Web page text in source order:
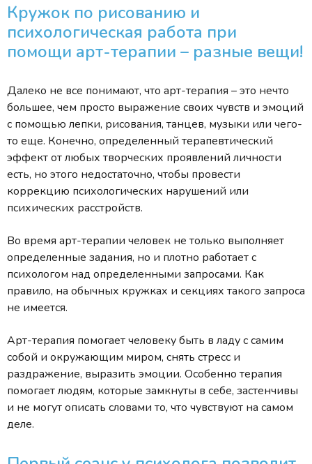
Кружок по рисованию и
психологическая работа при
помощи арт-терапии – разные вещи!
Далеко не все понимают, что арт-терапия – это нечто
большее, чем просто выражение своих чувств и эмоций
с помощью лепки, рисования, танцев, музыки или чего-
то еще. Конечно, определенный терапевтический
эффект от любых творческих проявлений личности
есть, но этого недостаточно, чтобы провести
коррекцию психологических нарушений или
психических расстройств.
Во время арт-терапии человек не только выполняет
определенные задания, но и плотно работает с
психологом над определенными запросами. Как
правило, на обычных кружках и секциях такого запроса
не имеется.
Арт-терапия помогает человеку быть в ладу с самим
собой и окружающим миром, снять стресс и
раздражение, выразить эмоции. Особенно терапия
помогает людям, которые замкнуты в себе, застенчивы
и не могут описать словами то, что чувствуют на самом
деле.